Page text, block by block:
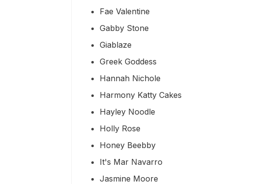
Fae Valentine
Gabby Stone
Giablaze
Greek Goddess
Hannah Nichole
Harmony Katty Cakes
Hayley Noodle
Holly Rose
Honey Beebby
It's Mar Navarro
Jasmine Moore